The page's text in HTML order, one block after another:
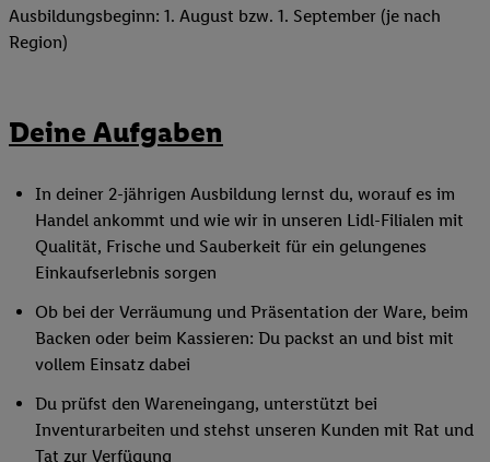
Ausbildungsbeginn: 1. August bzw. 1. September (je nach
Region)
Deine Aufgaben
In deiner 2-jährigen Ausbildung lernst du, worauf es im
Handel ankommt und wie wir in unseren Lidl-Filialen mit
Qualität, Frische und Sauberkeit für ein gelungenes
Einkaufserlebnis sorgen
Ob bei der Verräumung und Präsentation der Ware, beim
Backen oder beim Kassieren: Du packst an und bist mit
vollem Einsatz dabei
Du prüfst den Wareneingang, unterstützt bei
Inventurarbeiten und stehst unseren Kunden mit Rat und
Tat zur Verfügung